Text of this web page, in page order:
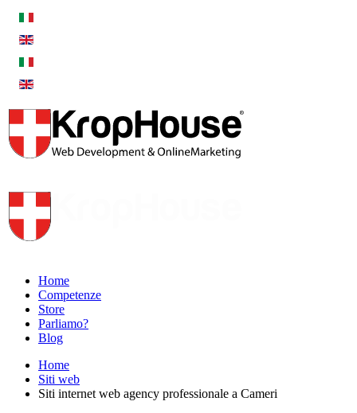
Home
Competenze
Store
Parliamo?
Blog
Home
Siti web
Siti internet web agency professionale a Cameri